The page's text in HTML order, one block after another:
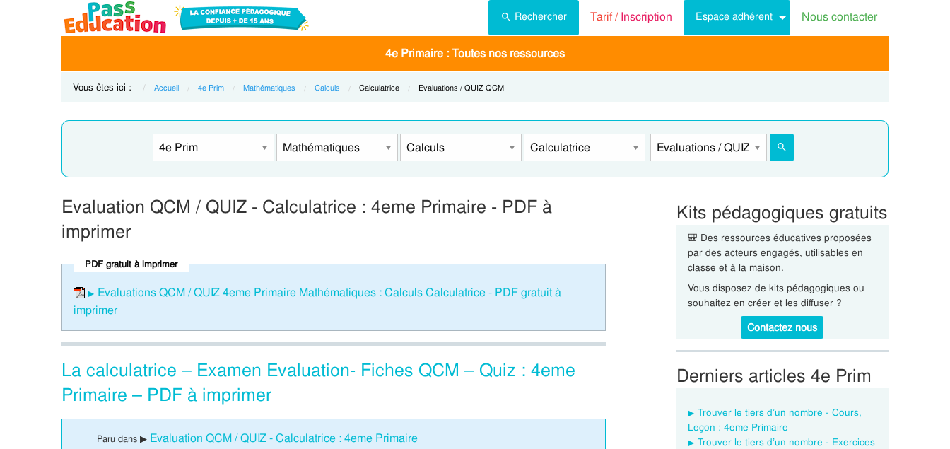
Rechercher Tarif /Inscription Espace adhérent Nous contacter
4e Primaire : Toutes nos ressources
Vous êtes ici : Accueil 4e Prim Mathématiques Calculs Current:
Calculatrice Current:
Evaluations / QUIZ QCM
Evaluation QCM / QUIZ - Calculatrice : 4eme Primaire - PDF à
imprimer
PDF gratuit à imprimer
Evaluations QCM / QUIZ 4eme Primaire Mathématiques : Calculs Calculatrice - PDF gratuit à
imprimer
La calculatrice – Examen Evaluation- Fiches QCM – Quiz : 4eme
Primaire – PDF à imprimer
Paru dans ▶ Evaluation QCM / QUIZ - Calculatrice : 4eme Primaire
Kits pédagogiques gratuits
🎒 Des ressources éducatives proposées
par des acteurs engagés, utilisables en
classe et à la maison.
Vous disposez de kits pédagogiques ou
souhaitez en créer et les diffuser ?
Contactez nous
Derniers articles 4e Prim
Trouver le tiers d’un nombre - Cours,
Leçon : 4eme Primaire
Trouver le tiers d’un nombre - Exercices